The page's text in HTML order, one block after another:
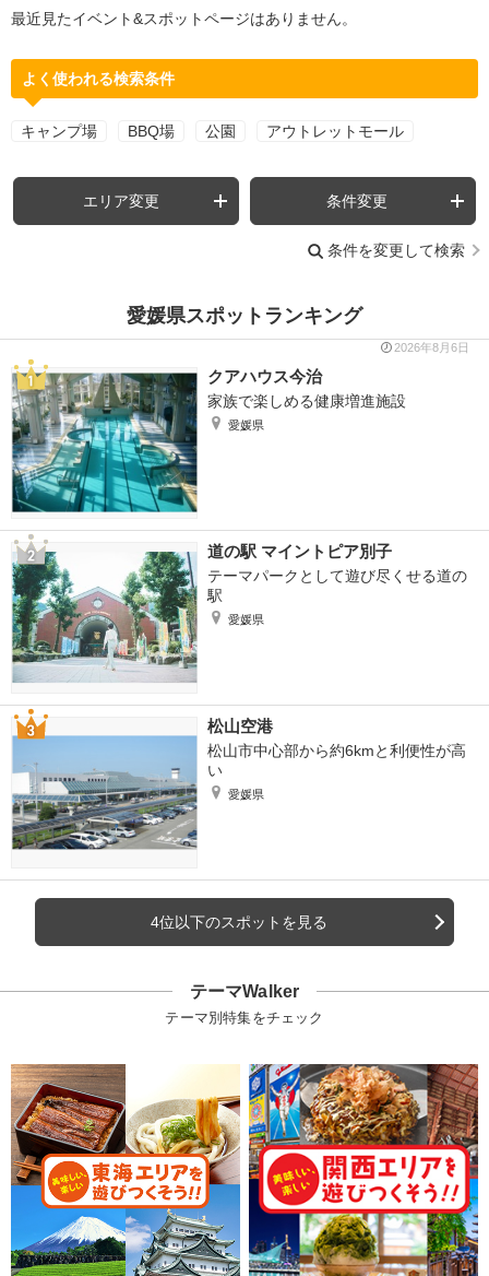
最近見たイベント&スポットページはありません。
よく使われる検索条件
キャンプ場 BBQ場 公園 アウトレットモール
エリア変更 条件変更
条件を変更して検索
愛媛県スポットランキング
2026年8月6日
クアハウス今治
家族で楽しめる健康増進施設
愛媛県
道の駅 マイントピア別子
テーマパークとして遊び尽くせる道の
駅
愛媛県
松山空港
松山市中心部から約6kmと利便性が高
い
愛媛県
4位以下のスポットを見る
テーマWalker
テーマ別特集をチェック